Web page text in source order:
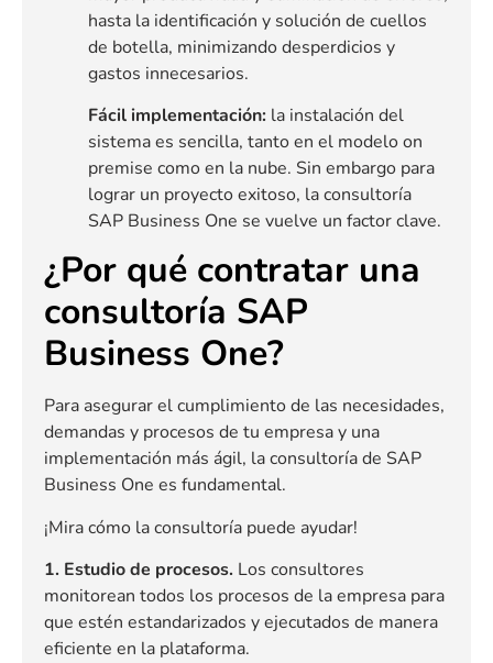
hasta la identificación y solución de cuellos
de botella, minimizando desperdicios y
gastos innecesarios.
Fácil implementación: la instalación del
sistema es sencilla, tanto en el modelo on
premise como en la nube. Sin embargo para
lograr un proyecto exitoso, la consultoría
SAP Business One se vuelve un factor clave.
¿Por qué contratar una
consultoría SAP
Business One?
Para asegurar el cumplimiento de las necesidades,
demandas y procesos de tu empresa y una
implementación más ágil, la consultoría de SAP
Business One es fundamental.
¡Mira cómo la consultoría puede ayudar!
1. Estudio de procesos. Los consultores
monitorean todos los procesos de la empresa para
que estén estandarizados y ejecutados de manera
eficiente en la plataforma.